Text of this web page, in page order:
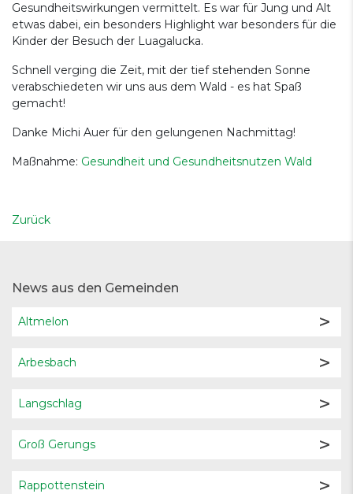
Gesundheitswirkungen vermittelt. Es war für Jung und Alt
etwas dabei, ein besonders Highlight war besonders für die
Kinder der Besuch der Luagalucka.
Schnell verging die Zeit, mit der tief stehenden Sonne
verabschiedeten wir uns aus dem Wald - es hat Spaß
gemacht!
Danke Michi Auer für den gelungenen Nachmittag!
Maßnahme: Gesundheit und Gesundheitsnutzen Wald
Zurück
News aus den Gemeinden
Altmelon
Arbesbach
Langschlag
Groß Gerungs
Rappottenstein